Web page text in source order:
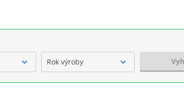
Rok výroby